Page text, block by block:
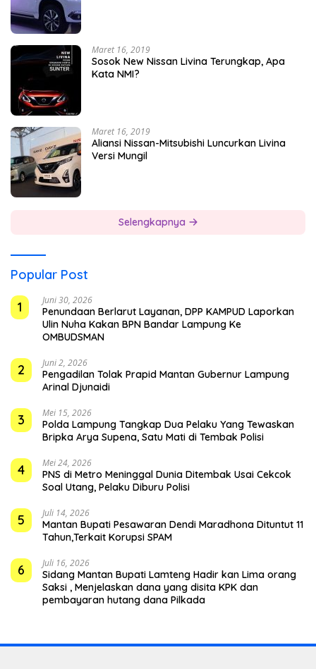
Maret 16, 2019
Sosok New Nissan Livina Terungkap, Apa
Kata NMI?
Maret 16, 2019
Aliansi Nissan-Mitsubishi Luncurkan Livina
Versi Mungil
Selengkapnya
Popular Post
1
Juni 30, 2026
Penundaan Berlarut Layanan, DPP KAMPUD Laporkan
Ulin Nuha Kakan BPN Bandar Lampung Ke
OMBUDSMAN
2 Juni 2, 2026
Pengadilan Tolak Prapid Mantan Gubernur Lampung
Arinal Djunaidi
3 Mei 15, 2026
Polda Lampung Tangkap Dua Pelaku Yang Tewaskan
Bripka Arya Supena, Satu Mati di Tembak Polisi
4 Mei 24, 2026
PNS di Metro Meninggal Dunia Ditembak Usai Cekcok
Soal Utang, Pelaku Diburu Polisi
5 Juli 14, 2026
Mantan Bupati Pesawaran Dendi Maradhona Dituntut 11
Tahun,Terkait Korupsi SPAM
6 Juli 16, 2026
Sidang Mantan Bupati Lamteng Hadir kan Lima orang
Saksi , Menjelaskan dana yang disita KPK dan
pembayaran hutang dana Pilkada